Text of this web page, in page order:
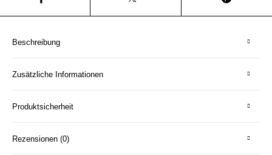
Beschreibung
Zusätzliche Informationen
Produktsicherheit
Rezensionen (0)